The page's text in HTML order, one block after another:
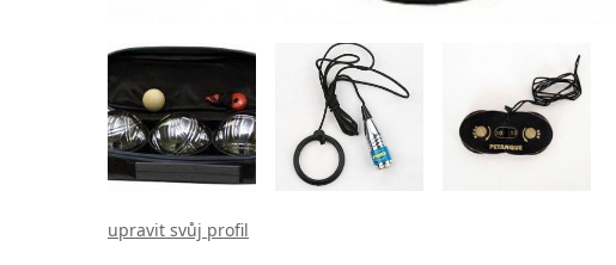
upravit svůj profil